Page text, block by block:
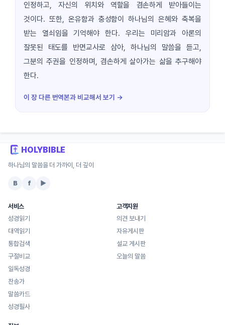
인정하고, 자신의 위치와 역할을 겸손하게 받아들이는
것이다. 또한, 온유함과 충성함이 하나님의 은혜와 축복을
받는 열쇠임을 기억해야 한다. 우리는 미리암과 아론의
잘못된 태도를 반면교사로 삼아, 하나님의 말씀을 듣고,
그분의 주권을 인정하며, 겸손하게 살아가는 삶을 추구해야
한다.
이 장 다른 번역본과 비교해서 보기 →
HOLYBIBLE
하나님의 말씀을 더 가까이, 더 깊이
B f ▶
서비스
성경읽기
대역읽기
통합검색
구절비교
일독성경
찬송가
말씀카드
성경필사
고객지원
의견 보내기
자유게시판
설교 게시판
오늘의 말씀